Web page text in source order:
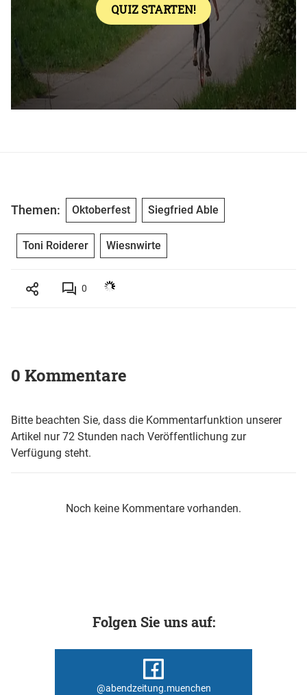
Themen: Oktoberfest Siegfried Able
Toni Roiderer Wiesnwirte
0
0 Kommentare
Bitte beachten Sie, dass die Kommentarfunktion unserer
Artikel nur 72 Stunden nach Veröffentlichung zur
Verfügung steht.
Noch keine Kommentare vorhanden.
Folgen Sie uns auf:
@abendzeitung.muenchen